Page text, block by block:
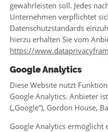
gewährleisten soll. Jedes
Unternehmen verpflichtet
Datenschutzstandards
hierzu erhalten Sie vom
https://
Google Analytics
Diese Website nutzt
Google Analytics. Anbieter
(„Google“), Gordon House,
Google Analytics ermöglicht